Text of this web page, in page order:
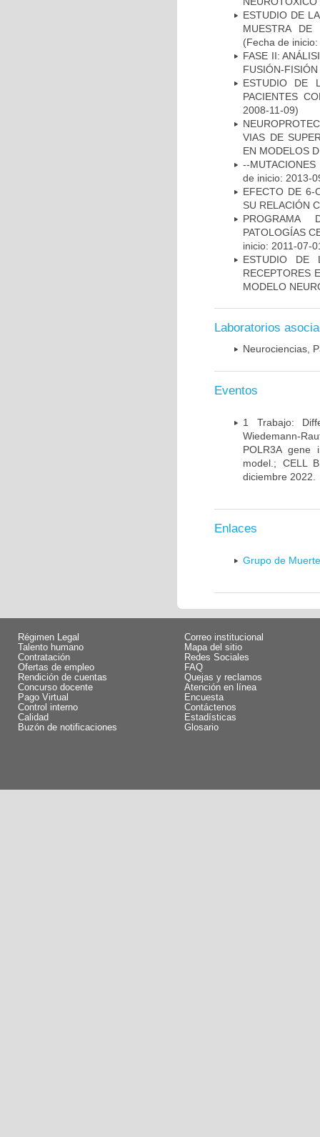
ESTUDIO DE
MUESTRA DE
(Fecha de
FASE II:
FUSIÓN-
ESTUDIO DE
PACIENTES
2008-11-09)
VIAS DE
EN MODELOS
--
de inicio: 2013-
EFECTO DE 6-
SU RELACIÓN
PROGRAMA
PATOLOGÍAS
inicio: 2011-07-
ESTUDIO DE
RECEPTORES
MODELO
Laboratorios
Neurociencias,
Eventos
1 Trabajo:
Wiedemann-
POLR3A gene
model.; CELL
diciembre 2022.
Enlaces
Grupo de
Régimen Legal
Talento humano
Contratación
Ofertas de empleo
Rendición de cuentas
Concurso docente
Pago Virtual
Control interno
Calidad
Buzón de notificaciones
Correo institucional
Mapa del sitio
Redes Sociales
FAQ
Quejas y reclamos
Atención en línea
Encuesta
Contáctenos
Estadísticas
Glosario